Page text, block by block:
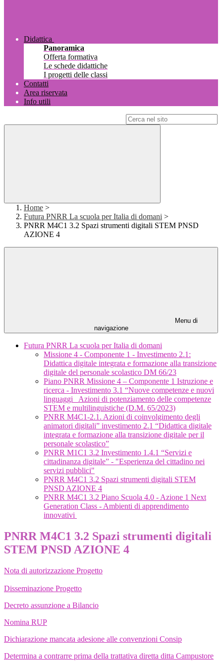
Didattica
Panoramica
Offerta formativa
Le schede didattiche
I progetti delle classi
Contatti
Area riservata
Info utili
Home >
Futura PNRR La scuola per Italia di domani >
PNRR M4C1 3.2 Spazi strumenti digitali STEM PNSD
AZIONE 4
Menu di
navigazione
Futura PNRR La scuola per Italia di domani
Missione 4 - Componente 1 - Investimento 2.1:
Didattica digitale integrata e formazione alla transizione
digitale del personale scolastico DM 66/23
Piano PNRR Missione 4 – Componente 1 Istruzione e
ricerca - Investimento 3.1 “Nuove competenze e nuovi
linguaggi_ Azioni di potenziamento delle competenze
STEM e multilinguistiche (D.M. 65/2023)
PNRR M4C1-2.1. Azioni di coinvolgimento degli
animatori digitali” investimento 2.1 “Didattica digitale
integrata e formazione alla transizione digitale per il
personale scolastico”
PNRR M1C1 3.2 Investimento 1.4.1 “Servizi e
cittadinanza digitale” - "Esperienza del cittadino nei
servizi pubblici"
PNRR M4C1 3.2 Spazi strumenti digitali STEM
PNSD AZIONE 4
PNRR M4C1 3.2 Piano Scuola 4.0 - Azione 1 Next
Generation Class - Ambienti di apprendimento
innovativi
PNRR M4C1 3.2 Spazi strumenti digitali
STEM PNSD AZIONE 4
Nota di autorizzazione Progetto
Disseminazione Progetto
Decreto assunzione a Bilancio
Nomina RUP
Dichiarazione mancata adesione alle convenzioni Consip
Determina a contrarre prima della trattativa diretta ditta Campustore